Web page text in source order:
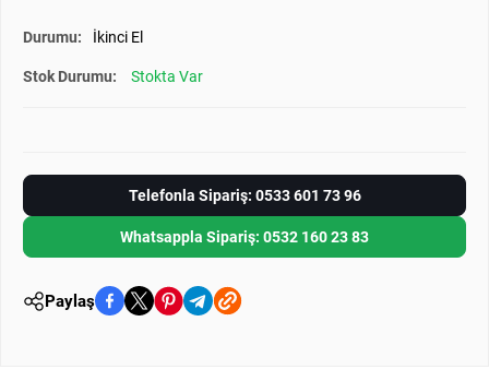
Durumu: İkinci El
Stok Durumu: Stokta Var
Telefonla Sipariş: 0533 601 73 96
Whatsappla Sipariş: 0532 160 23 83
Paylaş